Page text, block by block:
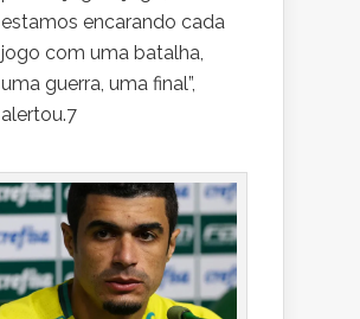
estamos encarando cada
jogo com uma batalha,
uma guerra, uma final”,
alertou.7